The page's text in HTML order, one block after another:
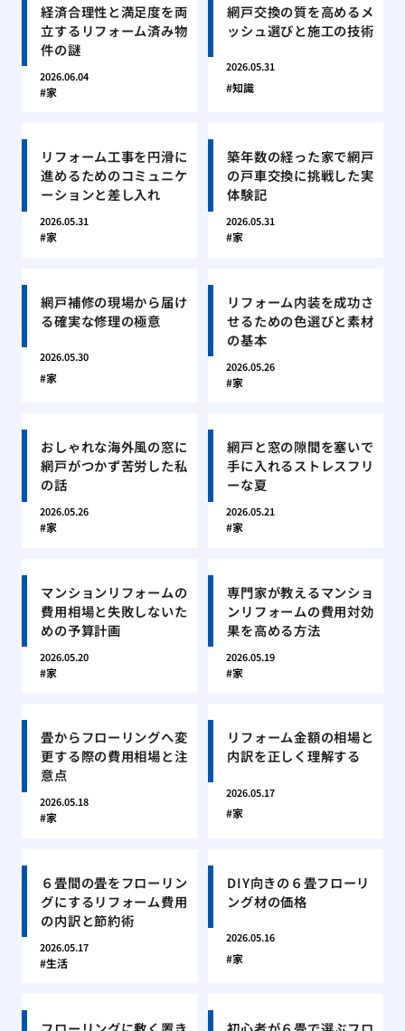
経済合理性と満足度を両
立するリフォーム済み物
件の謎
2026.06.04
家
網戸交換の質を高めるメ
ッシュ選びと施工の技術
2026.05.31
知識
リフォーム工事を円滑に
進めるためのコミュニケ
ーションと差し入れ
2026.05.31
家
築年数の経った家で網戸
の戸車交換に挑戦した実
体験記
2026.05.31
家
網戸補修の現場から届け
る確実な修理の極意
2026.05.30
家
リフォーム内装を成功さ
せるための色選びと素材
の基本
2026.05.26
家
おしゃれな海外風の窓に
網戸がつかず苦労した私
の話
2026.05.26
家
網戸と窓の隙間を塞いで
手に入れるストレスフリ
ーな夏
2026.05.21
家
マンションリフォームの
費用相場と失敗しないた
めの予算計画
2026.05.20
家
専門家が教えるマンショ
ンリフォームの費用対効
果を高める方法
2026.05.19
家
畳からフローリングへ変
更する際の費用相場と注
意点
2026.05.18
家
リフォーム金額の相場と
内訳を正しく理解する
2026.05.17
家
６畳間の畳をフローリン
グにするリフォーム費用
の内訳と節約術
2026.05.17
生活
DIY向きの６畳フローリ
ング材の価格
2026.05.16
家